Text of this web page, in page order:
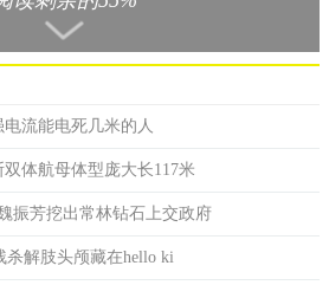
流能电死几米的人
体航母体型庞大长117米
振芳挖出常林钻石上交政府
杀解肢头颅藏在hello ki